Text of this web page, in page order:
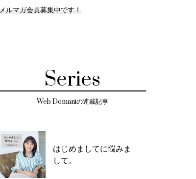
メルマガ会員募集中です！
Series
Web Domaniの連載記事
はじめましてに悩みま
して。